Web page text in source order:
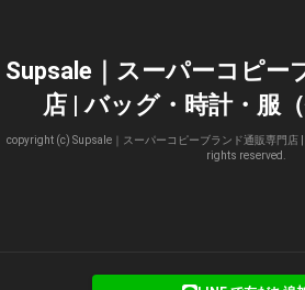
Supsale｜スーパーコピー
店 | バッグ・時計・服（
copyright (c) Supsale｜スーパーコピーブランド通販専門店 |
rights reserved.